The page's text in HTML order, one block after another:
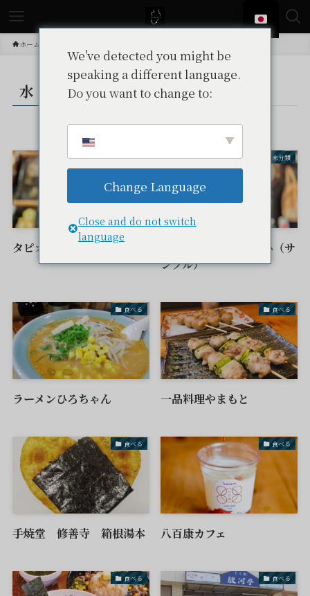
ホーム
水 – tax –
食べる
タピオカカフェ むすひ
未分類
タピオカカフェ むすひ（サ
ンプル）
食べる
ラーメンひろちゃん
食べる
一品料理やまもと
食べる
手焼堂 修善寺 箱根湯本
食べる
八百康カフェ
食べる 食べる
We've detected you might be
speaking a different language.
Do you want to change to:
Change Language
Close and do not switch
language